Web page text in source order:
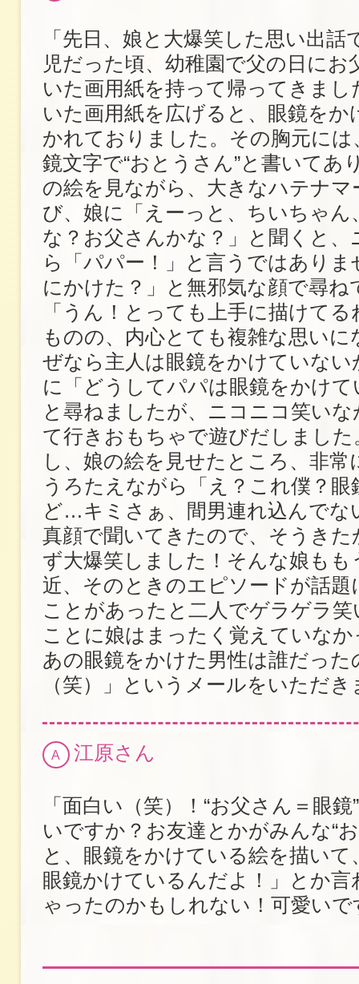
「先日、娘と大爆笑した思い出話
児だった頃、幼稚園で父の日にお
いた画用紙を持って帰ってきまし
いた画用紙を広げると、眼鏡をか
かれておりました。その胸元に
鏡文字で“おとうさん”と書いてあ
の絵を見ながら、大きなハテナマ
び、娘に「えーっと、ちいちゃん
な？お父さんかな？」と聞くと、
ら「パパー！」と言うではありま
にかけた？」と無邪気な顔で尋ね
「うん！とっても上手に描けて
ものの、内心とても複雑な思い
ぜなら主人は眼鏡をかけていな
に「どうしてパパは眼鏡をかけ
と尋ねましたが、ニコニコ笑い
て行きおもちゃで遊びだしました
し、娘の絵を見せたところ、非常
うろたえながら「え？これ僕？眼
ど…キミさぁ、間男連れ込んでな
真顔で聞いてきたので、そうきた
ず大爆笑しました！そんな娘もも
近、そのときのエピソードが話題
ことがあったと二人でゲラゲラ
ことに娘はまったく覚えていな
あの眼鏡をかけた男性は誰だった
（笑）」というメールをいただき
A 江原さん
「面白い（笑）！“お父さん＝眼
いですか？お友達とかがみんな“
と、眼鏡をかけている絵を描いて
眼鏡かけているんだよ！」とか
ゃったのかもしれない！可愛いで